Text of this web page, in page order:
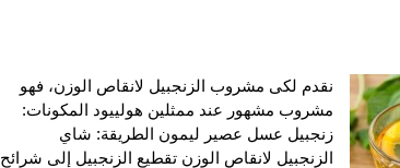
نقدم لكى مشروب الزنجبيل لانقاص الوزن، فهو
مشروب مشهور عند ممثلين هولييود المكونات:
زنجبيل عسل عصير ليمون الطريقة: شاي
الزنجبيل لانقاص الوزن تقطيع الزنجبيل إلى شرائح